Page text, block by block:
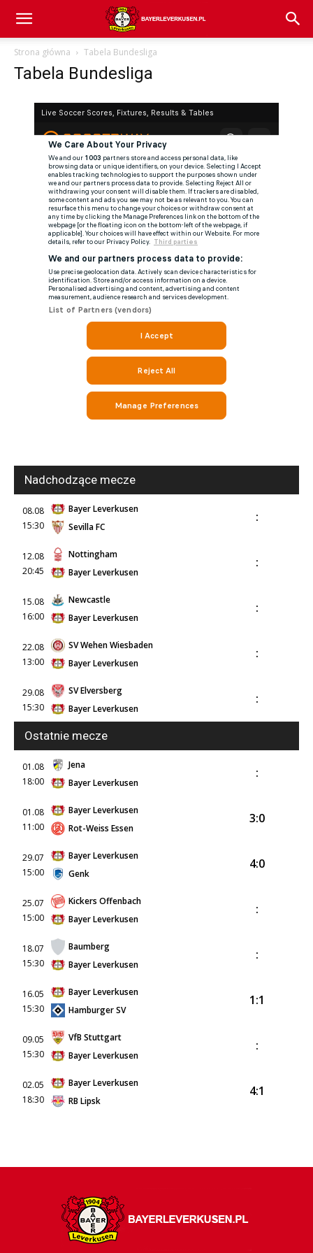
Bayer
Leverkusen
Strona główna Tabela Bundesliga
Tabela Bundesliga
Nadchodzące mecze
08.08
15:30
Bayer Leverkusen
Sevilla FC
:
12.08
20:45
Nottingham
Bayer Leverkusen
:
15.08
16:00
Newcastle
Bayer Leverkusen
:
22.08
13:00
SV Wehen Wiesbaden
Bayer Leverkusen
:
29.08
15:30
SV Elversberg
Bayer Leverkusen
:
Ostatnie mecze
01.08
18:00
Jena
Bayer Leverkusen
:
01.08
11:00
Bayer Leverkusen
Rot-Weiss Essen
3:0
29.07
15:00
Bayer Leverkusen
Genk
4:0
25.07
15:00
Kickers Offenbach
Bayer Leverkusen
:
18.07
15:30
Baumberg
Bayer Leverkusen
:
16.05
15:30
Bayer Leverkusen
Hamburger SV
1:1
09.05
15:30
VfB Stuttgart
Bayer Leverkusen
:
02.05
18:30
Bayer Leverkusen
RB Lipsk
4:1